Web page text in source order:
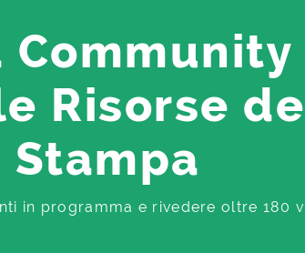
Risorse de
Stampa
in programma e rivedere oltre 180